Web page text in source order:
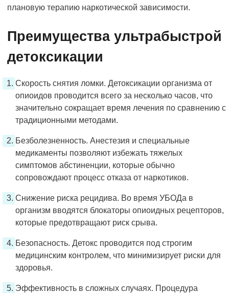
плановую терапию наркотической зависимости.
Преимущества ультрабыстрой
детоксикации
Скорость снятия ломки. Детоксикации организма от
опиоидов проводится всего за несколько часов, что
значительно сокращает время лечения по сравнению с
традиционными методами.
Безболезненность. Анестезия и специальные
медикаменты позволяют избежать тяжелых
симптомов абстиненции, которые обычно
сопровождают процесс отказа от наркотиков.
Снижение риска рецидива. Во время УБОДа в
организм вводятся блокаторы опиоидных рецепторов,
которые предотвращают риск срыва.
Безопасность. Детокс проводится под строгим
медицинским контролем, что минимизирует риски для
здоровья.
Эффективность в сложных случаях. Процедура